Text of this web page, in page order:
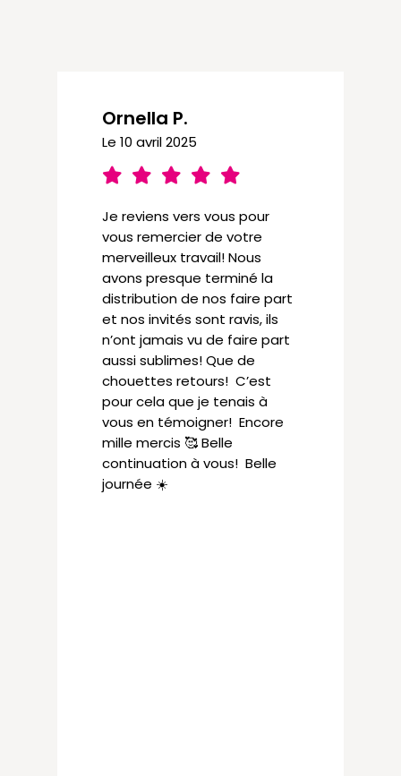
Ornella P.
Le 10 avril 2025
Je reviens vers vous pour
vous remercier de votre
merveilleux travail! Nous
avons presque terminé la
distribution de nos faire part
et nos invités sont ravis, ils
n’ont jamais vu de faire part
aussi sublimes! Que de
chouettes retours! C’est
pour cela que je tenais à
vous en témoigner! Encore
mille mercis 🥰 Belle
continuation à vous! Belle
journée ☀️